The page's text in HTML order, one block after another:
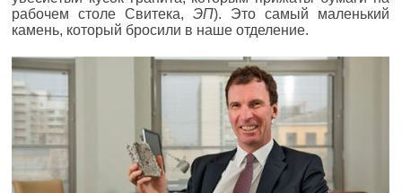
рабочем столе Свитека, ЭП). Это самый маленький
камень, который бросили в наше отделение.